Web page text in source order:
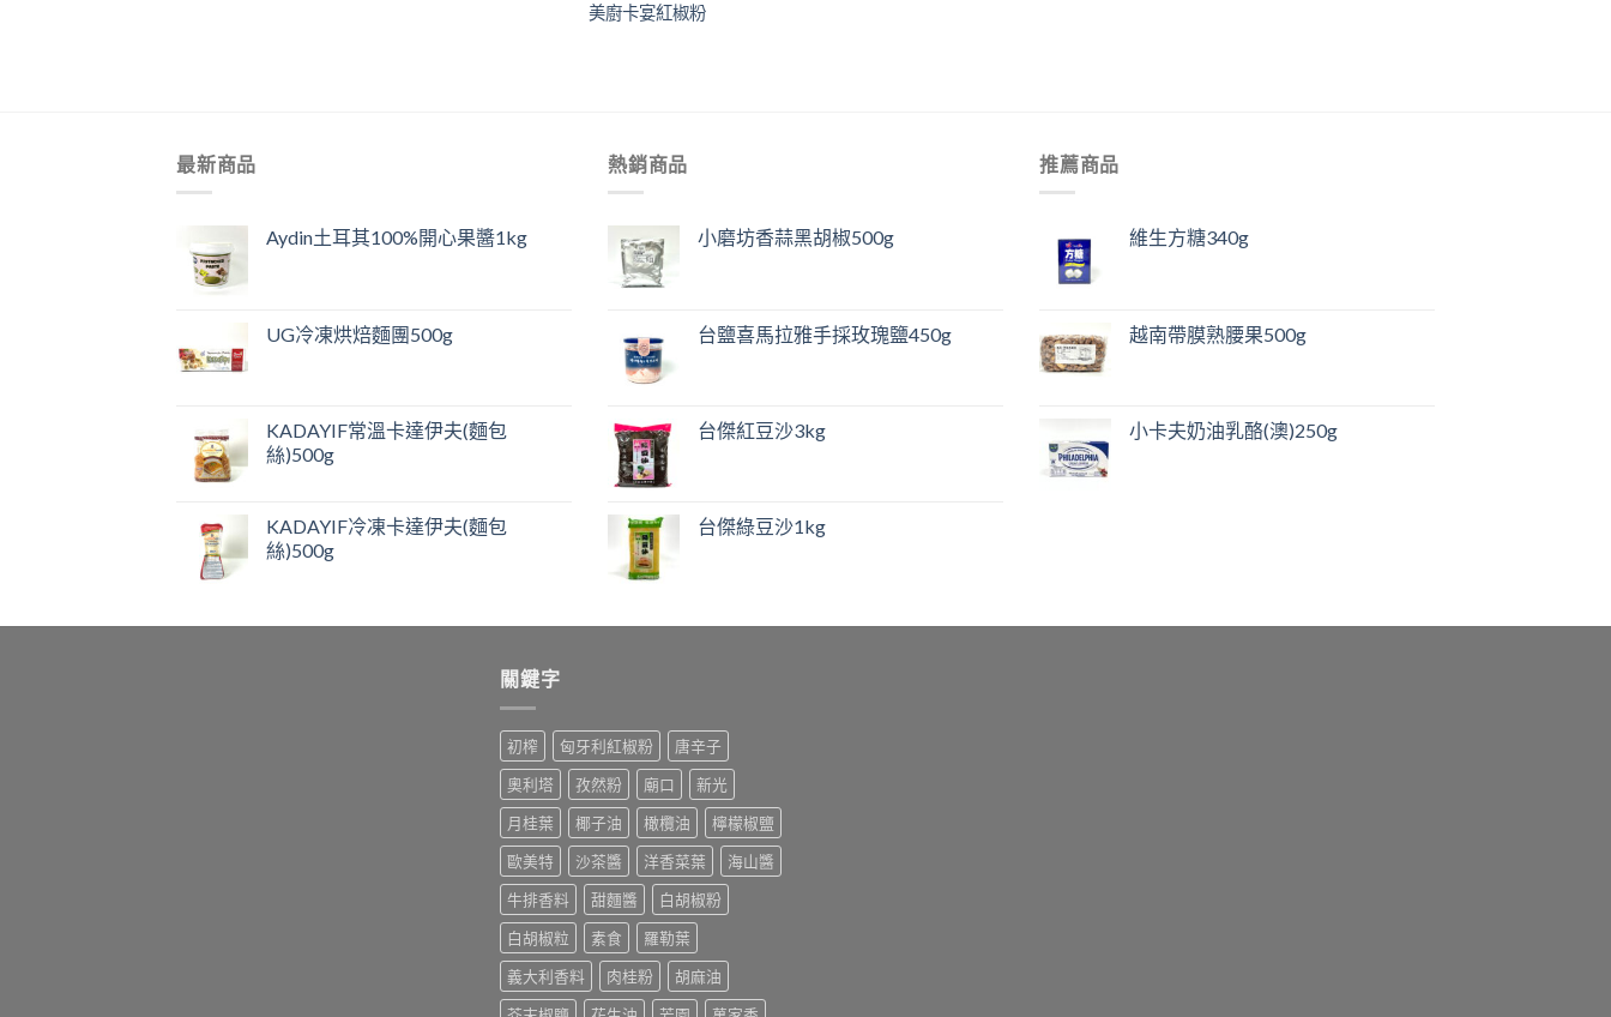
美廚卡宴紅椒粉
最新商品
Aydin土耳其100%開心果醬1kg
UG冷凍烘焙麵團500g
KADAYIF常溫卡達伊夫(麵包
絲)500g
KADAYIF冷凍卡達伊夫(麵包
絲)500g
熱銷商品
小磨坊香蒜黑胡椒500g
台鹽喜馬拉雅手採玫瑰鹽450g
台傑紅豆沙3kg
台傑綠豆沙1kg
推薦商品
維生方糖340g
越南帶膜熟腰果500g
小卡夫奶油乳酪(澳)250g
關鍵字
初榨 匈牙利紅椒粉
唐辛子
奧利塔
孜然粉 廟口
新光
月桂葉
椰子油 橄欖油
檸檬椒鹽
歐美特
沙茶醬 洋香菜葉
海山醬
牛排香料
甜麵醬
白胡椒粉
白胡椒粒
素食
羅勒葉
義大利香料
肉桂粉
胡麻油